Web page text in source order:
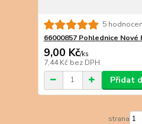
5
66000857 Pohlednice Nové
9,00 Kč/ks
7,44 Kč bez DPH
Přidat
strana